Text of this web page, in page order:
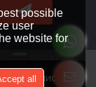
В Список
Русский
possible
user
website for
all